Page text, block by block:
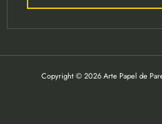
Copyright © 2026 Arte Papel de